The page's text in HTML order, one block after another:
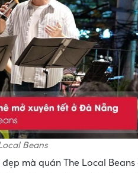
Beans
mà quán The Local